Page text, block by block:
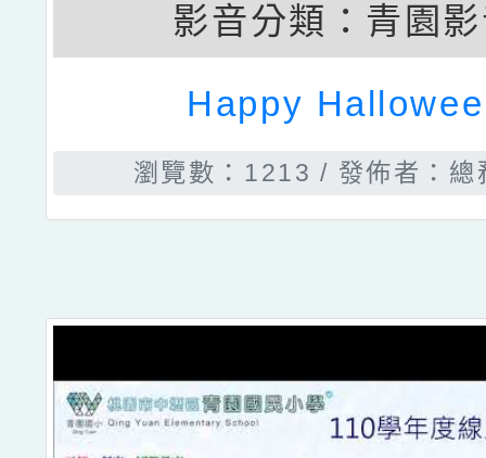
影音分類： 青園
Happy
瀏覽數：1213 發佈者：總